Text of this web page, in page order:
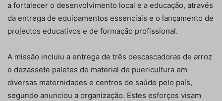
a fortalecer o desenvolvimento local e a educação, através
da entrega de equipamentos essenciais e o lançamento de
projectos educativos e de formação profissional.
A missão incluiu a entrega de três descascadoras de arroz
e dezassete paletes de material de puericultura em
diversas maternidades e centros de saúde pelo país,
segundo anunciou a organização. Estes esforços visam